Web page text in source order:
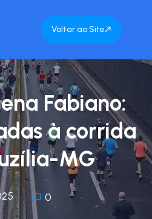
Voltar ao Site
Fabiano:
à corrida
MG
0